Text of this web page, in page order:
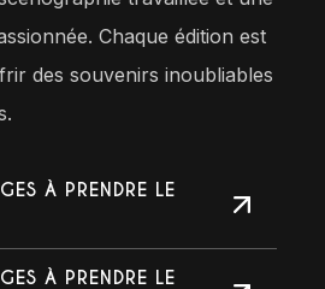
Chaque édition est
des souvenirs inoubliables
À PRENDRE LE
À PRENDRE LE